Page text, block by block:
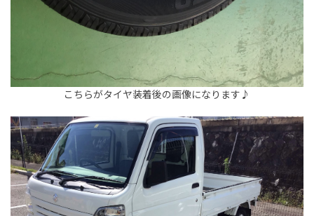
こちらがタイヤ装着後の画像になります♪